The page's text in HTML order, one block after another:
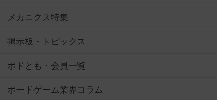
メカニクス特集
掲示板・トピックス
ボドとも・会員一覧
ボードゲーム業界コラム